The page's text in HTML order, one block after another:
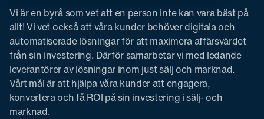
Vi är en byrå som vet att en person inte kan vara bäst på
allt! Vi vet också att våra kunder behöver digitala och
automatiserade lösningar för att maximera affärsvärdet
från sin investering. Därför samarbetar vi med ledande
leverantörer av lösningar inom just sälj och marknad.
Vårt mål är att hjälpa våra kunder att engagera,
konvertera och få ROI på sin investering i sälj- och
marknad.